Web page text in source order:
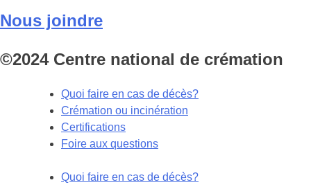
Nous joindre
©2024 Centre national de crémation
Quoi faire en cas de décès?
Crémation ou incinération
Certifications
Foire aux questions
Quoi faire en cas de décès?